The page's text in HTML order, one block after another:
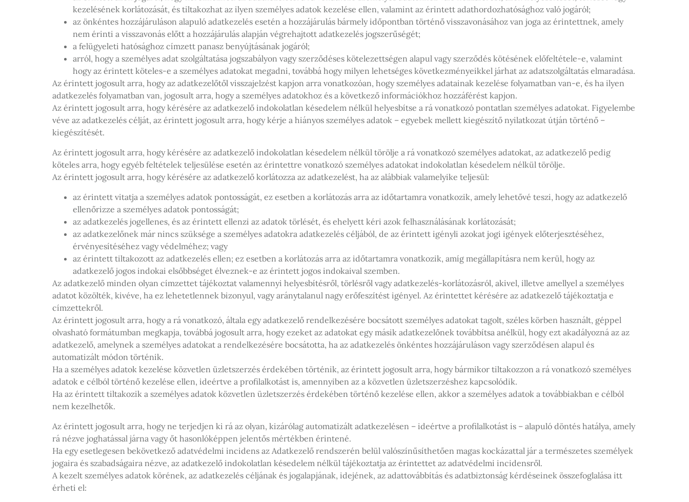
kezelésének korlátozását, és tiltakozhat az ilyen személyes adatok kezelése ellen, valamint az érintett adathordozhatósághoz való jogáról;
az önkéntes hozzájáruláson alapuló adatkezelés esetén a hozzájárulás bármely időpontban történő visszavonásához van joga az érintettnek, amely
nem érinti a visszavonás előtt a hozzájárulás alapján végrehajtott adatkezelés jogszerűségét;
a felügyeleti hatósághoz címzett panasz benyújtásának jogáról;
arról, hogy a személyes adat szolgáltatása jogszabályon vagy szerződéses kötelezettségen alapul vagy szerződés kötésének előfeltétele-e, valamint
hogy az érintett köteles-e a személyes adatokat megadni, továbbá hogy milyen lehetséges következményeikkel járhat az adatszolgáltatás elmaradása.
Az érintett jogosult arra, hogy az adatkezelőtől visszajelzést kapjon arra vonatkozóan, hogy személyes adatainak kezelése folyamatban van-e, és ha ilyen
adatkezelés folyamatban van, jogosult arra, hogy a személyes adatokhoz és a következő információkhoz hozzáférést kapjon.
Az érintett jogosult arra, hogy kérésére az adatkezelő indokolatlan késedelem nélkül helyesbítse a rá vonatkozó pontatlan személyes adatokat. Figyelembe
véve az adatkezelés célját, az érintett jogosult arra, hogy kérje a hiányos személyes adatok – egyebek mellett kiegészítő nyilatkozat útján történő –
kiegészítését.
Az érintett jogosult arra, hogy kérésére az adatkezelő indokolatlan késedelem nélkül törölje a rá vonatkozó személyes adatokat, az adatkezelő pedig
köteles arra, hogy egyéb feltételek teljesülése esetén az érintettre vonatkozó személyes adatokat indokolatlan késedelem nélkül törölje.
Az érintett jogosult arra, hogy kérésére az adatkezelő korlátozza az adatkezelést, ha az alábbiak valamelyike teljesül:
az érintett vitatja a személyes adatok pontosságát, ez esetben a korlátozás arra az időtartamra vonatkozik, amely lehetővé teszi, hogy az adatkezelő
ellenőrizze a személyes adatok pontosságát;
az adatkezelés jogellenes, és az érintett ellenzi az adatok törlését, és ehelyett kéri azok felhasználásának korlátozását;
az adatkezelőnek már nincs szüksége a személyes adatokra adatkezelés céljából, de az érintett igényli azokat jogi igények előterjesztéséhez,
érvényesítéséhez vagy védelméhez; vagy
az érintett tiltakozott az adatkezelés ellen; ez esetben a korlátozás arra az időtartamra vonatkozik, amíg megállapításra nem kerül, hogy az
adatkezelő jogos indokai elsőbbséget élveznek-e az érintett jogos indokaival szemben.
Az adatkezelő minden olyan címzettet tájékoztat valamennyi helyesbítésről, törlésről vagy adatkezelés-korlátozásról, akivel, illetve amellyel a személyes
adatot közölték, kivéve, ha ez lehetetlennek bizonyul, vagy aránytalanul nagy erőfeszítést igényel. Az érintettet kérésére az adatkezelő tájékoztatja e
címzettekről.
Az érintett jogosult arra, hogy a rá vonatkozó, általa egy adatkezelő rendelkezésére bocsátott személyes adatokat tagolt, széles körben használt, géppel
olvasható formátumban megkapja, továbbá jogosult arra, hogy ezeket az adatokat egy másik adatkezelőnek továbbítsa anélkül, hogy ezt akadályozná az az
adatkezelő, amelynek a személyes adatokat a rendelkezésére bocsátotta, ha az adatkezelés önkéntes hozzájáruláson vagy szerződésen alapul és
automatizált módon történik.
Ha a személyes adatok kezelése közvetlen üzletszerzés érdekében történik, az érintett jogosult arra, hogy bármikor tiltakozzon a rá vonatkozó személyes
adatok e célból történő kezelése ellen, ideértve a profilalkotást is, amennyiben az a közvetlen üzletszerzéshez kapcsolódik.
Ha az érintett tiltakozik a személyes adatok közvetlen üzletszerzés érdekében történő kezelése ellen, akkor a személyes adatok a továbbiakban e célból
nem kezelhetők.
Az érintett jogosult arra, hogy ne terjedjen ki rá az olyan, kizárólag automatizált adatkezelésen – ideértve a profilalkotást is – alapuló döntés hatálya, amely
rá nézve joghatással járna vagy őt hasonlóképpen jelentős mértékben érintené.
Ha egy esetlegesen bekövetkező adatvédelmi incidens az Adatkezelő rendszerén belül valószínűsíthetően magas kockázattal jár a természetes személyek
jogaira és szabadságaira nézve, az adatkezelő indokolatlan késedelem nélkül tájékoztatja az érintettet az adatvédelmi incidensről.
A kezelt személyes adatok körének, az adatkezelés céljának és jogalapjának, idejének, az adattovábbítás és adatbiztonság kérdéseinek összefoglalása itt
érheti el: